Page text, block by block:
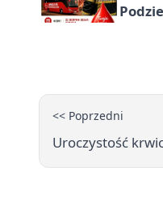
<< Poprzedni
Uroczystość